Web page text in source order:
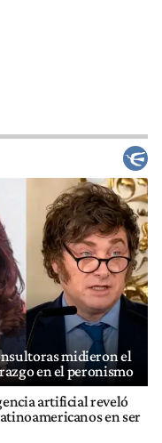
midieron el
en el peronismo
artificial reveló
en ser